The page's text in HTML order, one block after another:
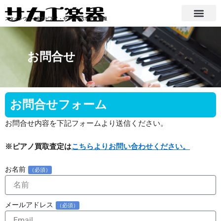
容
を
スタインウェイ中古ピアノ・ヤマハ中古ピアノ情報
お問合せ
お問合せフォーム
お問合せ内容を下記フォームより送信ください。
※ピアノ買取査定はこちらよりお問い合わせください。
お名前 （必須）
メールアドレス （必須）